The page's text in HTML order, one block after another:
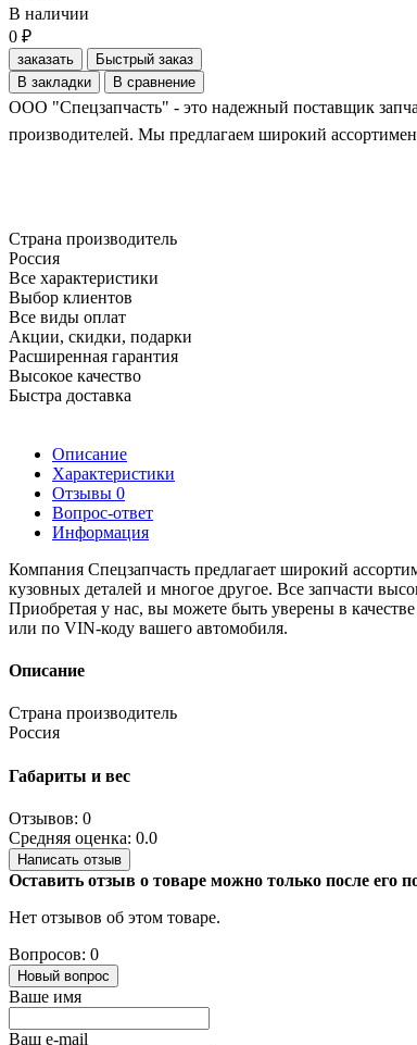
В наличии
0 ₽
заказать
Быстрый заказ
В закладки
В сравнение
ООО "Спецзапчасть" - это надежный поставщик
производителей. Мы предлагаем широкий
Страна производитель
Россия
Все характеристики
Выбор клиентов
Все виды оплат
Акции, скидки, подарки
Расширенная гарантия
Высокое качество
Быстра доставка
Описание
Характеристики
Отзывы 0
Вопрос-ответ
Информация
Компания Спецзапчасть предлагает широкий
кузовных деталей и многое другое. Все запчасти
Приобретая у нас, вы можете быть уверены в
или по VIN-коду вашего автомобиля.
Описание
Страна производитель
Россия
Габариты и вес
Отзывов: 0
Средняя оценка: 0.0
Написать отзыв
Оставить отзыв о товаре можно только после
Нет отзывов об этом товаре.
Вопросов: 0
Новый вопрос
Ваше имя
Ваш e-mail